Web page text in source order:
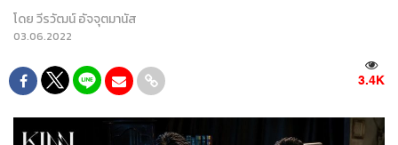
โดยวีรวัฒน์ อัจจุตมานัส
03.06.2022
3.4K